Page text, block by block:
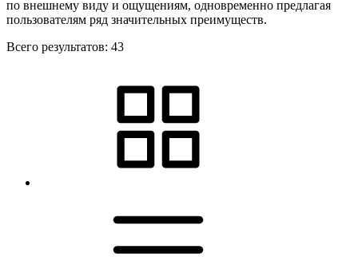
по внешнему виду и ощущениям, одновременно предлагая
пользователям ряд значительных преимуществ.
Всего результатов: 43